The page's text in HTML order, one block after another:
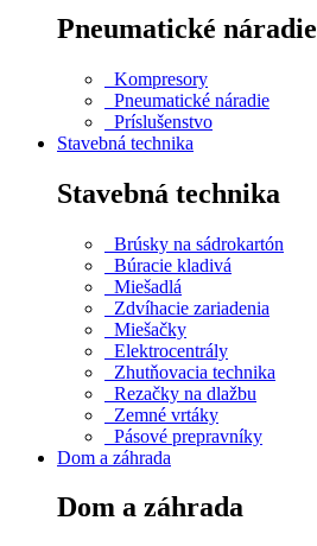
Pneumatické náradie
Kompresory
Pneumatické náradie
Príslušenstvo
Stavebná technika
Stavebná technika
Brúsky na sádrokartón
Búracie kladivá
Miešadlá
Zdvíhacie zariadenia
Miešačky
Elektrocentrály
Zhutňovacia technika
Rezačky na dlažbu
Zemné vrtáky
Pásové prepravníky
Dom a záhrada
Dom a záhrada